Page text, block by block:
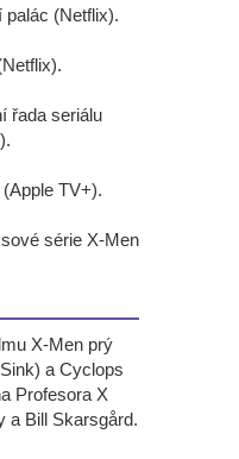
(Netflix).
řada seriálu
TV+).
série X-Men
X-Men prý
a Cyclops
Profesora X
a Bill Skarsgård.